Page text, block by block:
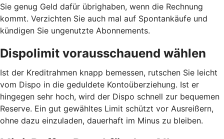
Sie genug Geld dafür übrighaben, wenn die Rechnung
kommt. Verzichten Sie auch mal auf Spontankäufe und
kündigen Sie ungenutzte Abonnements.
Dispolimit vorausschauend wählen
Ist der Kreditrahmen knapp bemessen, rutschen Sie leicht
vom Dispo in die geduldete Kontoüberziehung. Ist er
hingegen sehr hoch, wird der Dispo schnell zur bequemen
Reserve. Ein gut gewähltes Limit schützt vor Ausreißern,
ohne dazu einzuladen, dauerhaft im Minus zu bleiben.